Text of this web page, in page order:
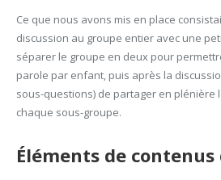
Ce que nous avons mis en place
discussion au groupe entier avec une
séparer le groupe en deux pour
parole par enfant, puis après la
sous-questions) de partager en plénière
chaque sous-groupe.
Éléments de contenus